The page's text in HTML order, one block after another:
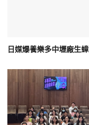
日媒爆養樂多中壢廠生